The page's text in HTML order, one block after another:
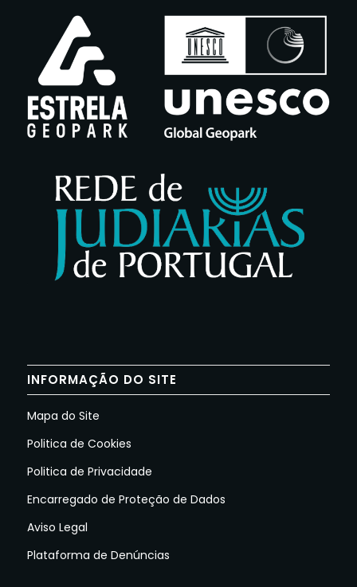
INFORMAÇÃO DO SITE
Mapa do Site
Politica de Cookies
Politica de Privacidade
Encarregado de Proteção de Dados
Aviso Legal
Plataforma de Denúncias